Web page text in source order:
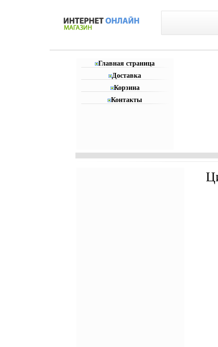
Главная страница
Доставка
Корзина
Контакты